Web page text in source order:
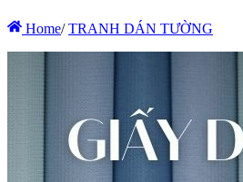
Home/ TRANH DÁN TƯỜNG